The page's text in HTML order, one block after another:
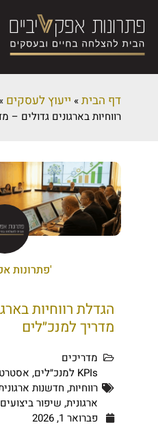
דף הבית» ייעוץ לעסקים »
רווחיות בארגונים גדולים –
'פתרונות
הגדלת רווחיות
מדריך למנכ״לים
מדריכים
KPIs למנכ״לים
,
רווחיות, חדשנות
ארגונית, שיפור ביצועים
פברואר 1, 2026